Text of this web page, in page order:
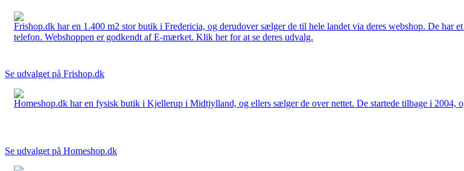
Frishop.dk har en 1.400 m2 stor butik i Fredericia, og derudover sælger de til hele landet via deres webshop. De har
telefon. Webshoppen er godkendt af E-mærket. Klik her for at se deres udvalg.
Se udvalget på Frishop.dk
Homeshop.dk har en fysisk butik i Kjellerup i Midtjylland, og ellers sælger de over nettet. De startede tilbage i 2004,
Se udvalget på Homeshop.dk